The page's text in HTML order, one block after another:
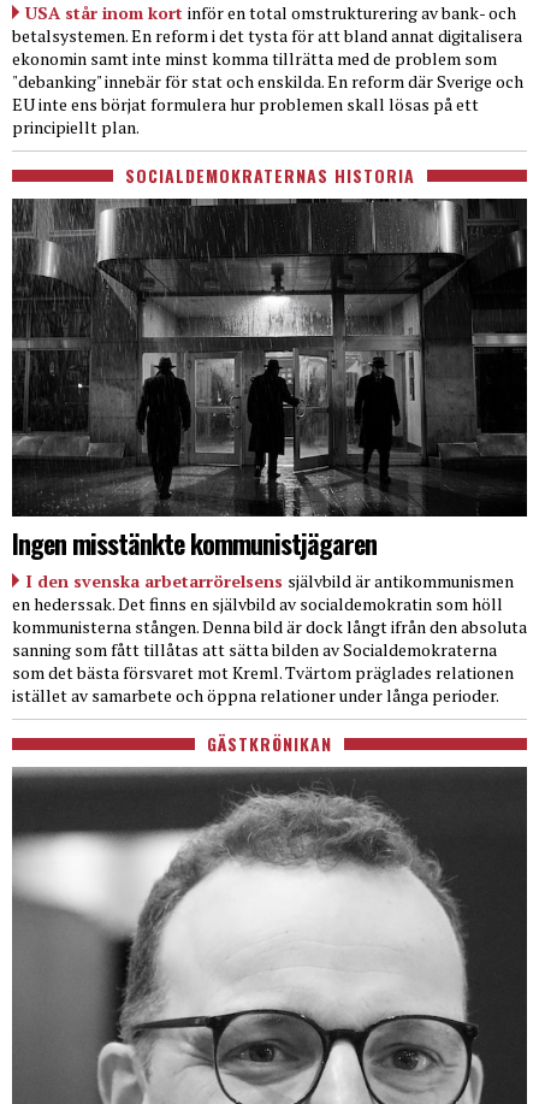
USA står inom kort inför en total omstrukturering av bank- och
betalsystemen. En reform i det tysta för att bland annat digitalisera
ekonomin samt inte minst komma tillrätta med de problem som
"debanking" innebär för stat och enskilda. En reform där Sverige och
EU inte ens börjat formulera hur problemen skall lösas på ett
principiellt plan.
SOCIALDEMOKRATERNAS HISTORIA
Ingen misstänkte kommunistjägaren
I den svenska arbetarrörelsens självbild är antikommunismen
en hederssak. Det finns en självbild av socialdemokratin som höll
kommunisterna stången. Denna bild är dock långt ifrån den absoluta
sanning som fått tillåtas att sätta bilden av Socialdemokraterna
som det bästa försvaret mot Kreml. Tvärtom präglades relationen
istället av samarbete och öppna relationer under långa perioder.
GÄSTKRÖNIKAN